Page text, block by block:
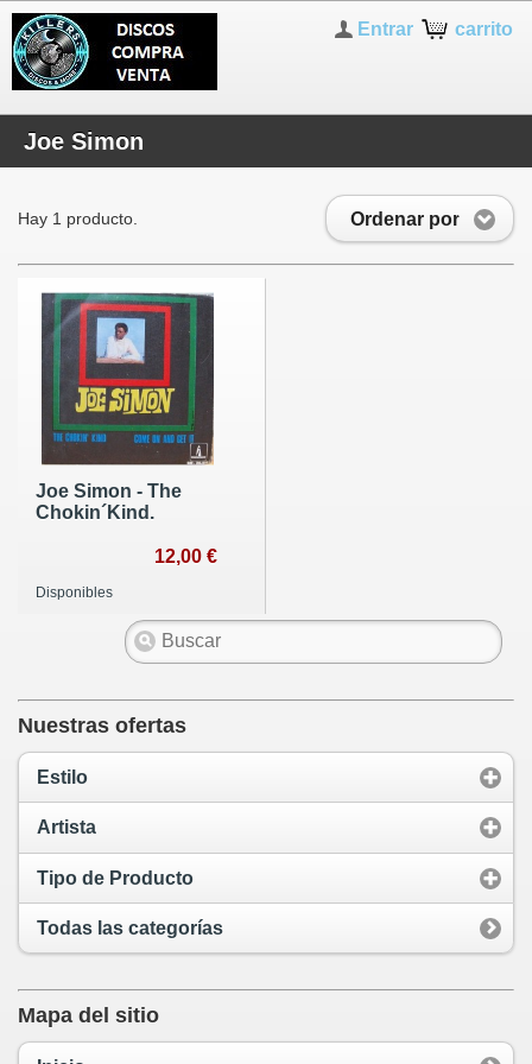
carrito
Entrar
Joe Simon
Ordenar por
Hay 1 producto.
Joe Simon - The
Chokin´Kind.
12,00 €
Disponibles
Nuestras ofertas
Estilo
Artista
Tipo de Producto
Todas las categorías
Mapa del sitio